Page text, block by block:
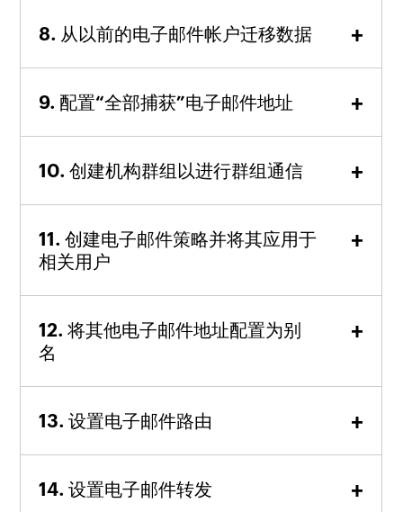
从以前的电子邮件帐户迁移数据
配置“全部捕获”电子邮件地址
创建机构群组以进行群组通信
创建电子邮件策略并将其应用于
相关用户
将其他电子邮件地址配置为别
名
设置电子邮件路由
设置电子邮件转发